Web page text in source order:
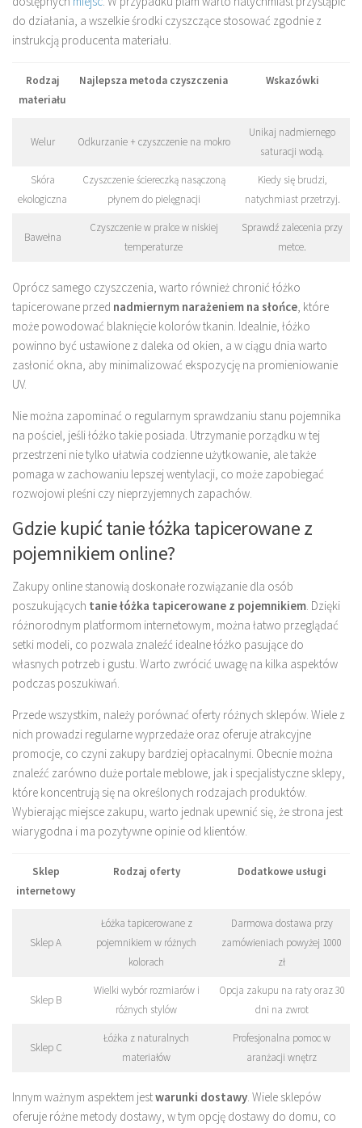
do działania, a wszelkie środki czyszczące stosować zgodnie z
instrukcją producenta materiału.
Rodzaj
materiału
Najlepsza metoda czyszczenia Wskazówki
Welur Odkurzanie + czyszczenie na mokro
Unikaj nadmiernego
saturacji wodą.
Skóra
ekologiczna
Czyszczenie ściereczką nasączoną
płynem do pielęgnacji
Kiedy się brudzi,
natychmiast przetrzyj.
Bawełna
Czyszczenie w pralce w niskiej
temperaturze
Sprawdź zalecenia przy
metce.
Oprócz samego czyszczenia, warto również chronić łóżko
tapicerowane przed nadmiernym narażeniem na słońce , które
może powodować blaknięcie kolorów tkanin. Idealnie, łóżko
powinno być ustawione z daleka od okien, a w ciągu dnia warto
zasłonić okna, aby minimalizować ekspozycję na promieniowanie
UV.
Nie można zapominać o regularnym sprawdzaniu stanu pojemnika
na pościel, jeśli łóżko takie posiada. Utrzymanie porządku w tej
przestrzeni nie tylko ułatwia codzienne użytkowanie, ale także
pomaga w zachowaniu lepszej wentylacji, co może zapobiegać
rozwojowi pleśni czy nieprzyjemnych zapachów.
Gdzie kupić tanie łóżka tapicerowane z
pojemnikiem online?
Zakupy online stanowią doskonałe rozwiązanie dla osób
poszukujących tanie łóżka tapicerowane z pojemnikiem . Dzięki
różnorodnym platformom internetowym, można łatwo przeglądać
setki modeli, co pozwala znaleźć idealne łóżko pasujące do
własnych potrzeb i gustu. Warto zwrócić uwagę na kilka aspektów
podczas poszukiwań.
Przede wszystkim, należy porównać oferty różnych sklepów. Wiele z
nich prowadzi regularne wyprzedaże oraz oferuje atrakcyjne
promocje, co czyni zakupy bardziej opłacalnymi. Obecnie można
znaleźć zarówno duże portale meblowe, jak i specjalistyczne sklepy,
które koncentrują się na określonych rodzajach produktów.
Wybierając miejsce zakupu, warto jednak upewnić się, że strona jest
wiarygodna i ma pozytywne opinie od klientów.
Sklep
internetowy
Rodzaj oferty Dodatkowe usługi
Sklep A
Łóżka tapicerowane z
pojemnikiem w różnych
kolorach
Darmowa dostawa przy
zamówieniach powyżej 1000
zł
Sklep B
Wielki wybór rozmiarów i
różnych stylów
Opcja zakupu na raty oraz 30
dni na zwrot
Sklep C
Łóżka z naturalnych
materiałów
Profesjonalna pomoc w
aranżacji wnętrz
Innym ważnym aspektem jestwarunki dostawy. Wiele sklepów
oferuje różne metody dostawy, w tym opcję dostawy do domu, co